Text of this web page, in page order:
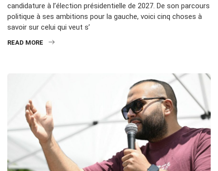
candidature à l’élection présidentielle de 2027. De son parcours
politique à ses ambitions pour la gauche, voici cinq choses à
savoir sur celui qui veut s’
READ MORE